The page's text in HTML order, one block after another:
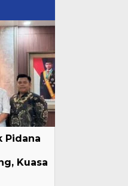
Pidana
Kuasa